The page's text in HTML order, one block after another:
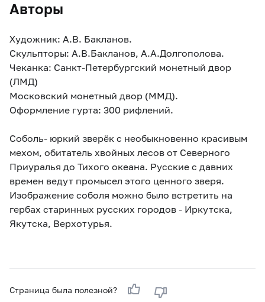
Авторы
Художник: А.В. Бакланов.
Скульпторы: А.В.Бакланов, А.А.Долгополова.
Чеканка: Санкт-Петербургский монетный двор
(ЛМД)
Московский монетный двор (ММД).
Оформление гурта: 300 рифлений.
Соболь- юркий зверёк с необыкновенно красивым
мехом, обитатель хвойных лесов от Северного
Приуралья до Тихого океана. Русские с давних
времен ведут промысел этого ценного зверя.
Изображение соболя можно было встретить на
гербах старинных русских городов - Иркутска,
Якутска, Верхотурья.
Страница была полезной?